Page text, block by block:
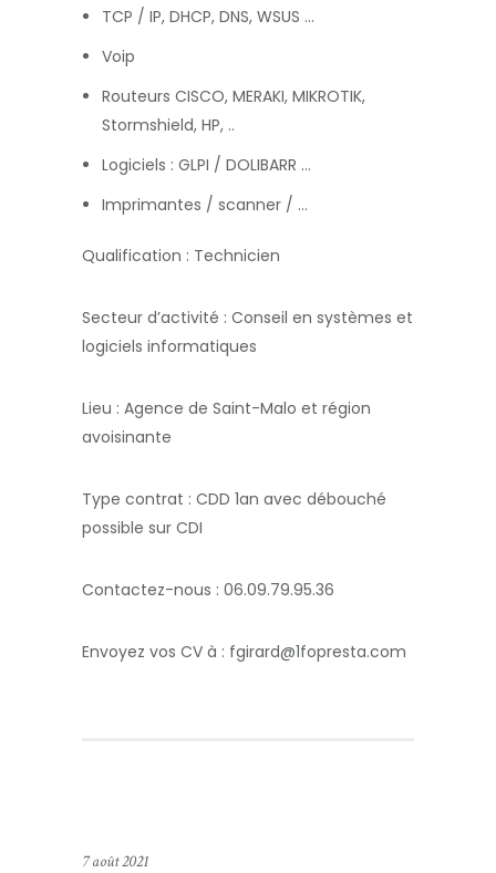
TCP / IP, DHCP, DNS, WSUS …
Voip
Routeurs CISCO, MERAKI, MIKROTIK,
Stormshield, HP, ..
Logiciels : GLPI / DOLIBARR …
Imprimantes / scanner / …
Qualification : Technicien
Secteur d’activité : Conseil en systèmes et
logiciels informatiques
Lieu : Agence de Saint-Malo et région
avoisinante
Type contrat : CDD 1an avec débouché
possible sur CDI
Contactez-nous : 06.09.79.95.36
Envoyez vos CV à : fgirard@1fopresta.com
7 août 2021